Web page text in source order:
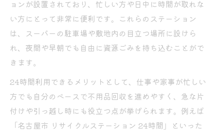
ョンが設置されており、忙しい方や日中に時間が取れな
い方にとって非常に便利です。これらのステーション
は、スーパーの駐車場や敷地内の目立つ場所に設けら
れ、夜間や早朝でも自由に資源ごみを持ち込むことがで
きます。
24時間利用できるメリットとして、仕事や家事が忙しい
方でも自分のペースで不用品回収を進めやすく、急な片
付けや引っ越し時にも役立つ点が挙げられます。例えば
「名古屋市 リサイクルステーション 24時間」といった